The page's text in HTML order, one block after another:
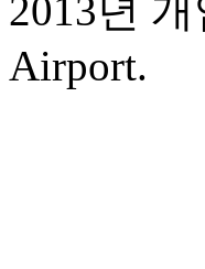
2013년 개
Airport.